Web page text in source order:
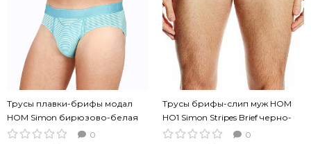
Трусы плавки-брифы модал
HOM Simon бирюзово-белая
полоска
0
Трусы брифы-слип муж HOM
HO1 Simon Stripes Brief черно-
белая полосочка 0